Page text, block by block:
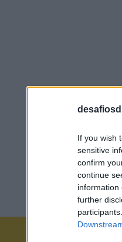
If you wish
sensitive
confirm
continue
information
further